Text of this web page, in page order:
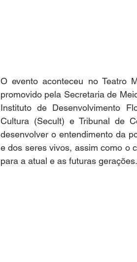
O evento aconteceu no Teatro
promovido pela Secretaria de
Instituto de Desenvolvimento
Cultura (Secult) e Tribunal de
desenvolver o entendimento da
e dos seres vivos, assim como o
para a atual e as futuras gerações.